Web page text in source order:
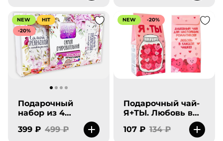
NEW
HIT
-20%
Подарочный
набор из 4
продуктов- Самой
очаровательной.
399 ₽ 499 ₽
NEW -20%
Подарочный чай-
Я+ТЫ. Любовь в
107 ₽ 134 ₽